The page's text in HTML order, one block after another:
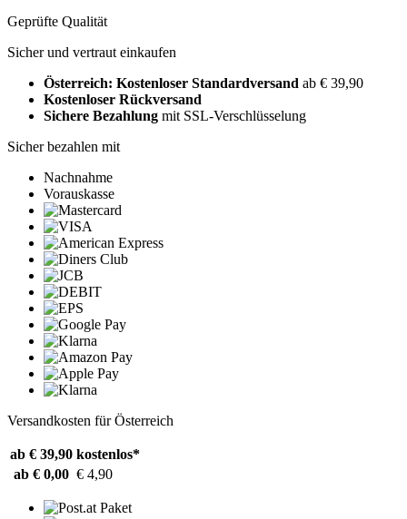
Geprüfte Qualität
Sicher und vertraut einkaufen
Österreich: Kostenloser Standardversand ab € 39,90
Kostenloser Rückversand
Sichere Bezahlung mit SSL-Verschlüsselung
Sicher bezahlen mit
Nachnahme
Vorauskasse
Versandkosten für Österreich
ab € 39,90 kostenlos*
ab € 0,00 € 4,90